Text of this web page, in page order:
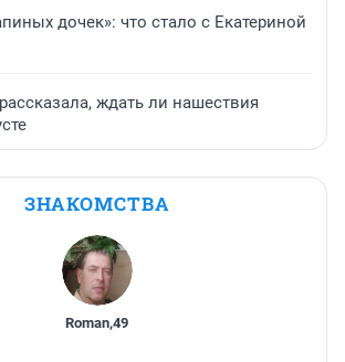
дочек»: что стало с Екатериной
ждать ли нашествия
ЗНАКОМСТВА
Roman,49